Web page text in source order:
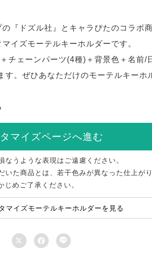
『ドズル社』とキャラぴたのコラボ
イズモーテルキーホルダーです。
チェーンパーツ(4種)＋背景色＋名前/
す。ぜひあなただけのモーテルキーホ
マイズページへ進む
うような表現はご遠慮ください。
た商品とは、若干色みが異なった仕上が
めご了承ください。
マイズモーテルキーホルダーを見る
  